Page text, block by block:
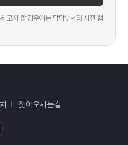
고자 할 경우에는 담당부서와 사전 협
찾아오시는길